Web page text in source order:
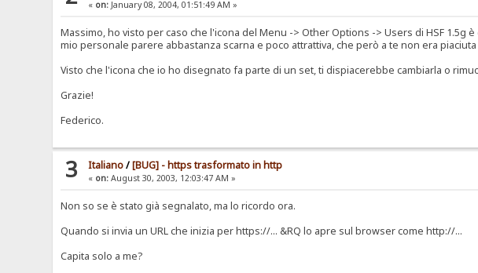
« on: January 08, 2004, 01:51:49 AM »
Massimo, ho visto per caso che l'icona del Menu -> Other Options -> Users di HSF
mio personale parere abbastanza scarna e poco attrattiva, che però a te non era
Visto che l'icona che io ho disegnato fa parte di un set, ti dispiacerebbe cambiarla o
Grazie!
Federico.
3 Italiano/[BUG] - https trasformato in http
« on: August 30, 2003, 12:03:47 AM »
Non so se è stato già segnalato, ma lo ricordo ora.
Quando si invia un URL che inizia per https://... &RQ lo apre sul browser come http://...
Capita solo a me?